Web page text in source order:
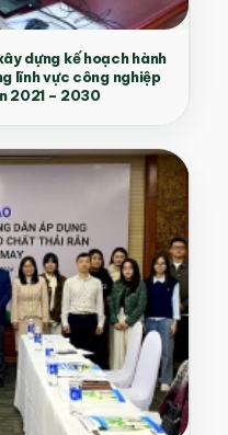
dựng kế hoạch hành
lĩnh vực công nghiệp
2021 – 2030